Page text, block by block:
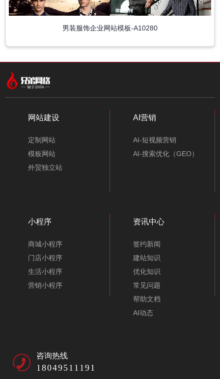
男装服饰企业网站模板-A10280
家纺公司网站建设模板-A10114
网站建设
定制网站
模板网站
外贸独立站
AI营销
AI-短视频营销
AI-搜索优化（GEO）
小程序
商城小程序
门店小程序
生活小程序
营销小程序
资讯中心
签约新闻
建站知识
优化知识
常见问题
帮助文档
AI动态
咨询热线
18049511191